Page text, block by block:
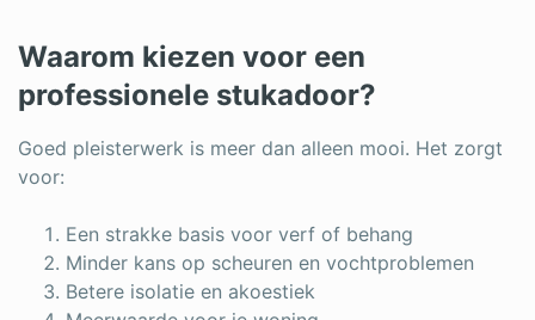
Waarom kiezen voor een
professionele stukadoor?
Goed pleisterwerk is meer dan alleen mooi. Het zorgt
voor:
Een strakke basis voor verf of behang
Minder kans op scheuren en vochtproblemen
Betere isolatie en akoestiek